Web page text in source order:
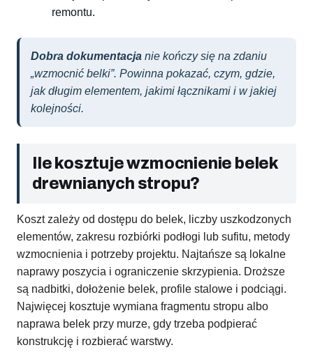
remontu.
Dobra dokumentacja nie kończy się na zdaniu
„wzmocnić belki”. Powinna pokazać, czym, gdzie,
jak długim elementem, jakimi łącznikami i w jakiej
kolejności.
Ile kosztuje wzmocnienie belek
drewnianych stropu?
Koszt zależy od dostępu do belek, liczby uszkodzonych
elementów, zakresu rozbiórki podłogi lub sufitu, metody
wzmocnienia i potrzeby projektu. Najtańsze są lokalne
naprawy poszycia i ograniczenie skrzypienia. Droższe
są nadbitki, dołożenie belek, profile stalowe i podciągi.
Najwięcej kosztuje wymiana fragmentu stropu albo
naprawa belek przy murze, gdy trzeba podpierać
konstrukcję i rozbierać warstwy.